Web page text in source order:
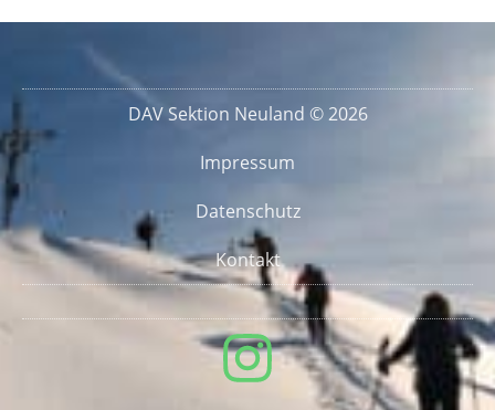
DAV Sektion Neuland © 2026
Impressum
Datenschutz
Kontakt